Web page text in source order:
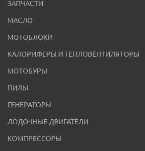
ЗАПЧАСТИ
МАСЛО
МОТОБЛОКИ
КАЛОРИФЕРЫ И ТЕПЛОВЕНТИЛЯТОРЫ
МОТОБУРЫ
ПИЛЫ
ГЕНЕРАТОРЫ
ЛОДОЧНЫЕ ДВИГАТЕЛИ
КОМПРЕССОРЫ